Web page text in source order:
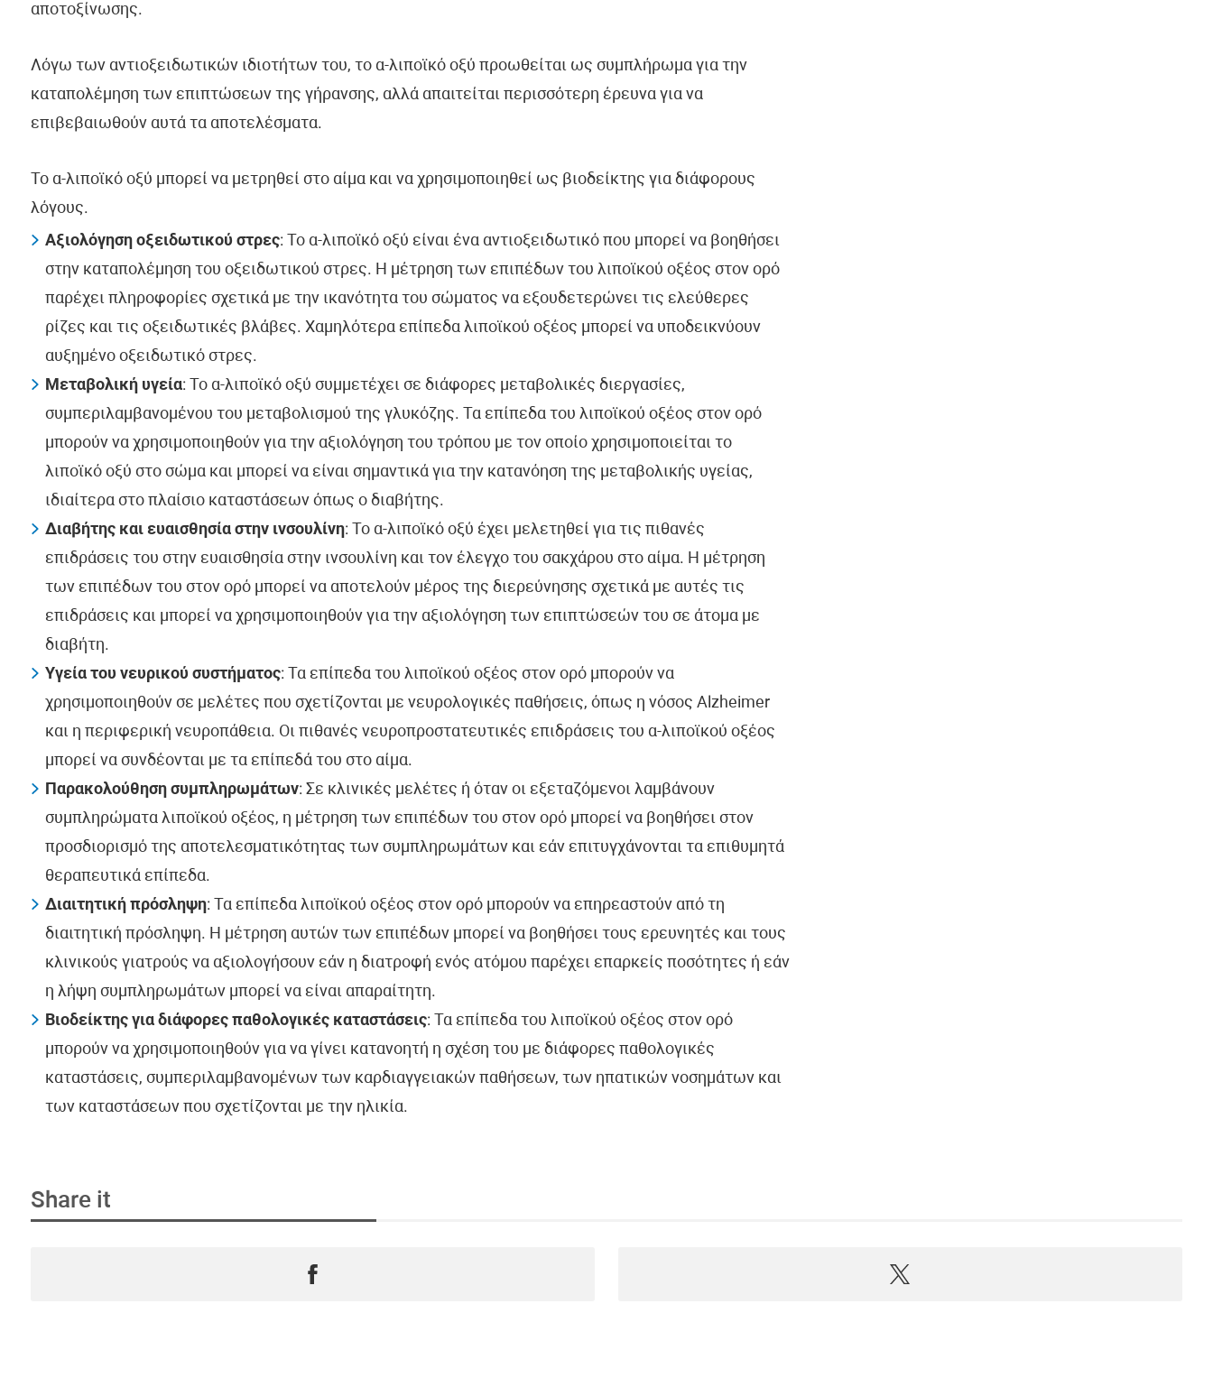
αποτοξίνωσης.
Λόγω των αντιοξειδωτικών ιδιοτήτων του, το α-λιποϊκό οξύ προωθείται ως συμπλήρωμα για την
καταπολέμηση των επιπτώσεων της γήρανσης, αλλά απαιτείται περισσότερη έρευνα για να
επιβεβαιωθούν αυτά τα αποτελέσματα.
Το α-λιποϊκό οξύ μπορεί να μετρηθεί στο αίμα και να χρησιμοποιηθεί ως βιοδείκτης για διάφορους
λόγους.
Αξιολόγηση οξειδωτικού στρες: Το α-λιποϊκό οξύ είναι ένα αντιοξειδωτικό που μπορεί να βοηθήσει
στην καταπολέμηση του οξειδωτικού στρες. Η μέτρηση των επιπέδων του λιποϊκού οξέος στον ορό
παρέχει πληροφορίες σχετικά με την ικανότητα του σώματος να εξουδετερώνει τις ελεύθερες
ρίζες και τις οξειδωτικές βλάβες. Χαμηλότερα επίπεδα λιποϊκού οξέος μπορεί να υποδεικνύουν
αυξημένο οξειδωτικό στρες.
Μεταβολική υγεία: Το α-λιποϊκό οξύ συμμετέχει σε διάφορες μεταβολικές διεργασίες,
συμπεριλαμβανομένου του μεταβολισμού της γλυκόζης. Τα επίπεδα του λιποϊκού οξέος στον ορό
μπορούν να χρησιμοποιηθούν για την αξιολόγηση του τρόπου με τον οποίο χρησιμοποιείται το
λιποϊκό οξύ στο σώμα και μπορεί να είναι σημαντικά για την κατανόηση της μεταβολικής υγείας,
ιδιαίτερα στο πλαίσιο καταστάσεων όπως ο διαβήτης.
Διαβήτης και ευαισθησία στην ινσουλίνη: Το α-λιποϊκό οξύ έχει μελετηθεί για τις πιθανές
επιδράσεις του στην ευαισθησία στην ινσουλίνη και τον έλεγχο του σακχάρου στο αίμα. Η μέτρηση
των επιπέδων του στον ορό μπορεί να αποτελούν μέρος της διερεύνησης σχετικά με αυτές τις
επιδράσεις και μπορεί να χρησιμοποιηθούν για την αξιολόγηση των επιπτώσεών του σε άτομα με
διαβήτη.
Υγεία του νευρικού συστήματος: Τα επίπεδα του λιποϊκού οξέος στον ορό μπορούν να
χρησιμοποιηθούν σε μελέτες που σχετίζονται με νευρολογικές παθήσεις, όπως η νόσος Alzheimer
και η περιφερική νευροπάθεια. Οι πιθανές νευροπροστατευτικές επιδράσεις του α-λιποϊκού οξέος
μπορεί να συνδέονται με τα επίπεδά του στο αίμα.
Παρακολούθηση συμπληρωμάτων: Σε κλινικές μελέτες ή όταν οι εξεταζόμενοι λαμβάνουν
συμπληρώματα λιποϊκού οξέος, η μέτρηση των επιπέδων του στον ορό μπορεί να βοηθήσει στον
προσδιορισμό της αποτελεσματικότητας των συμπληρωμάτων και εάν επιτυγχάνονται τα επιθυμητά
θεραπευτικά επίπεδα.
Διαιτητική πρόσληψη: Τα επίπεδα λιποϊκού οξέος στον ορό μπορούν να επηρεαστούν από τη
διαιτητική πρόσληψη. Η μέτρηση αυτών των επιπέδων μπορεί να βοηθήσει τους ερευνητές και τους
κλινικούς γιατρούς να αξιολογήσουν εάν η διατροφή ενός ατόμου παρέχει επαρκείς ποσότητες ή εάν
η λήψη συμπληρωμάτων μπορεί να είναι απαραίτητη.
Βιοδείκτης για διάφορες παθολογικές καταστάσεις: Τα επίπεδα του λιποϊκού οξέος στον ορό
μπορούν να χρησιμοποιηθούν για να γίνει κατανοητή η σχέση του με διάφορες παθολογικές
καταστάσεις, συμπεριλαμβανομένων των καρδιαγγειακών παθήσεων, των ηπατικών νοσημάτων και
των καταστάσεων που σχετίζονται με την ηλικία.
Share it